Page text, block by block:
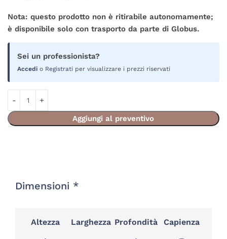
Nota: questo prodotto non è ritirabile autonomamente;
è disponibile solo con trasporto da parte di Globus.
Sei un professionista?
Accedi o Registrati per visualizzare i prezzi riservati
Aggiungi al preventivo
Dimensioni *
Altezza Larghezza Profondità Capienza